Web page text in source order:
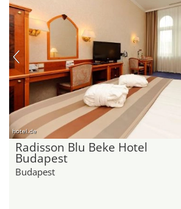
hotel.de
Radisson Blu Beke Hotel
Budapest
Budapest